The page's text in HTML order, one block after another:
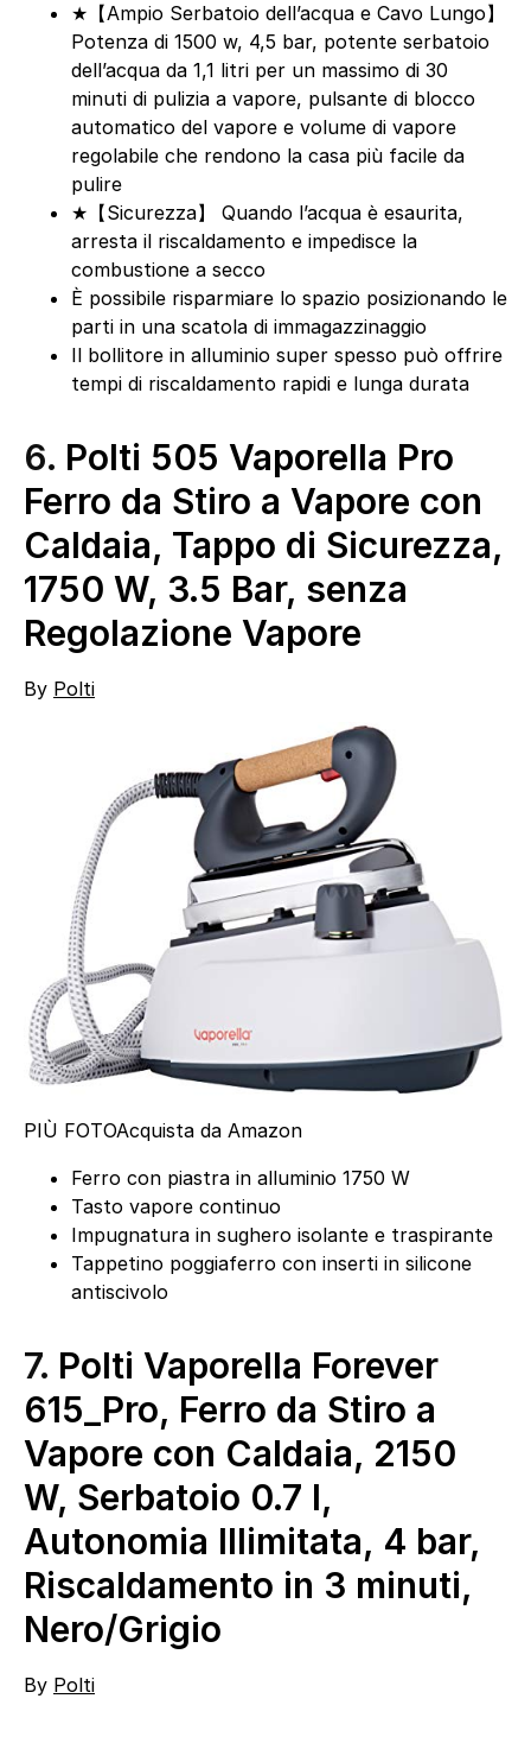
★【Ampio Serbatoio dell’acqua e Cavo Lungo】
Potenza di 1500 w, 4,5 bar, potente serbatoio
dell’acqua da 1,1 litri per un massimo di 30
minuti di pulizia a vapore, pulsante di blocco
automatico del vapore e volume di vapore
regolabile che rendono la casa più facile da
pulire
★【Sicurezza】 Quando l’acqua è esaurita,
arresta il riscaldamento e impedisce la
combustione a secco
È possibile risparmiare lo spazio posizionando le
parti in una scatola di immagazzinaggio
Il bollitore in alluminio super spesso può offrire
tempi di riscaldamento rapidi e lunga durata
6. Polti 505 Vaporella Pro
Ferro da Stiro a Vapore con
Caldaia, Tappo di Sicurezza,
1750 W, 3.5 Bar, senza
Regolazione Vapore
By Polti
PIÙ FOTOAcquista da Amazon
Ferro con piastra in alluminio 1750 W
Tasto vapore continuo
Impugnatura in sughero isolante e traspirante
Tappetino poggiaferro con inserti in silicone
antiscivolo
7. Polti Vaporella Forever
615_Pro, Ferro da Stiro a
Vapore con Caldaia, 2150
W, Serbatoio 0.7 l,
Autonomia Illimitata, 4 bar,
Riscaldamento in 3 minuti,
Nero/Grigio
By Polti